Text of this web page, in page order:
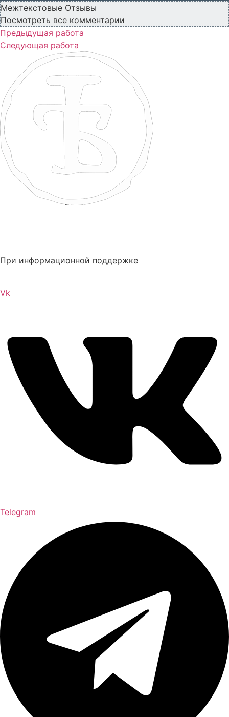
Межтекстовые Отзывы
Посмотреть все комментарии
Предыдущая работа
Следующая работа
При информационной поддержке
Vk
Telegram